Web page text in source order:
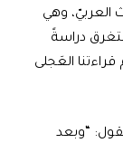
العربيّ، وهي
دراسةً
العَجلى
“وبعد